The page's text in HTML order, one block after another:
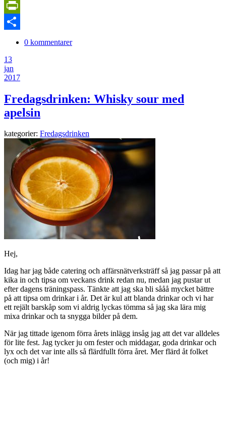
Copy
Link
PrintFriendly
0 kommentarer
13
jan
2017
Fredagsdrinken: Whisky sour med
apelsin
kategorier: Fredagsdrinken
Hej,
Idag har jag både catering och affärsnätverksträff så jag passar på att
kika in och tipsa om veckans drink redan nu, medan jag pustar ut
efter dagens träningspass. Tänkte att jag ska bli sååå mycket bättre
på att tipsa om drinkar i år. Det är kul att blanda drinkar och vi har
ett rejält barskåp som vi aldrig lyckas tömma så jag ska lära mig
mixa drinkar och ta snygga bilder på dem.
När jag tittade igenom förra årets inlägg insåg jag att det var alldeles
för lite fest. Jag tycker ju om fester och middagar, goda drinkar och
lyx och det var inte alls så flärdfullt förra året. Mer flärd åt folket
(och mig) i år!